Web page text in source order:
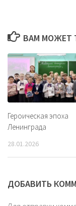
ВАМ МОЖЕТ
Героическая эпоха
Ленинграда
28.01.2026
ДОБАВИТЬ